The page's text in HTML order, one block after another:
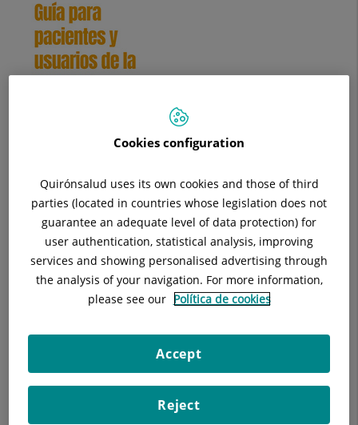
Descarrega la Guia per a pacients i
usuaris de la Sanitat
L’Agència Espanyola de Protecció de Dades (AEPD) sempre ha
normativa de protecció de dades en el tractament de dades
Cookies configuration
Quirónsalud uses its own cookies and those of third
parties (located in countries whose legislation does not
guarantee an adequate level of data protection) for
user authentication, statistical analysis, improving
services and showing personalised advertising through
the analysis of your navigation. For more information,
please see our Política de cookies
Reject
Accept